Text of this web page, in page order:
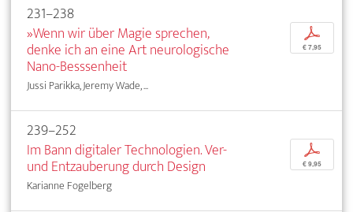
231–238
»Wenn wir über Magie sprechen,
denke ich an eine Art neurologische
Nano-Besssenheit
Jussi Parikka, Jeremy Wade, ...
p
€ 7,95
239–252
Im Bann digitaler Technologien. Ver-
und Entzauberung durch Design
Karianne Fogelberg
p
€ 9,95